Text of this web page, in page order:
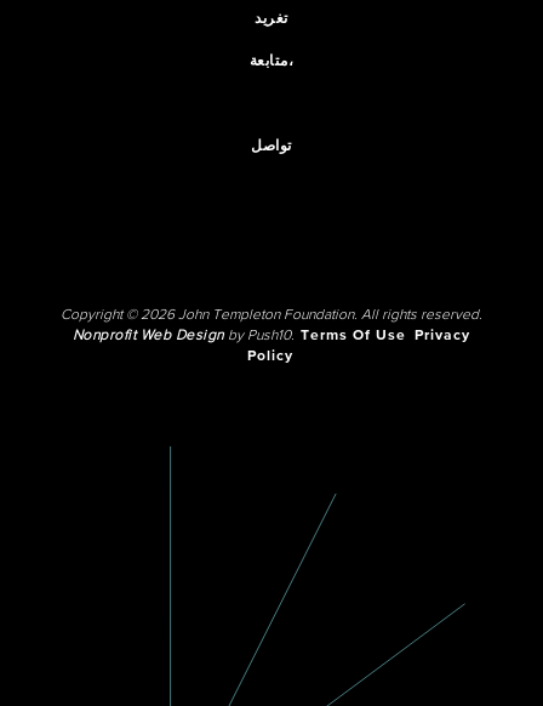
تغريد
متابعة،
تواصل
Copyright © 2026 John Templeton Foundation. All rights reserved.
Nonprofit Web Designby Push10. Terms Of Use
Privacy
Policy